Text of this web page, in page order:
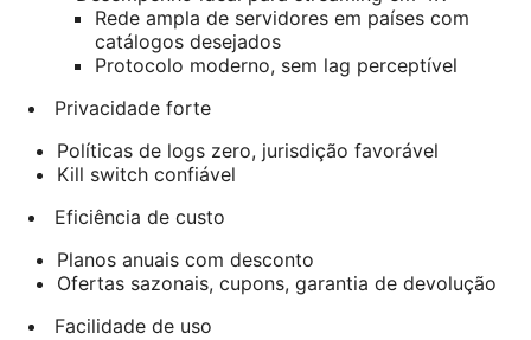
Rede ampla de servidores em países com
catálogos desejados
Protocolo moderno, sem lag perceptível
Privacidade forte
Políticas de logs zero, jurisdição favorável
Kill switch confiável
Eficiência de custo
Planos anuais com desconto
Ofertas sazonais, cupons, garantia de devolução
Facilidade de uso